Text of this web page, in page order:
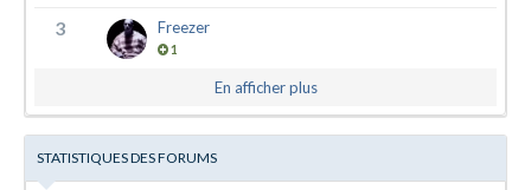
3 Freezer
1
En afficher plus
STATISTIQUES DES FORUMS